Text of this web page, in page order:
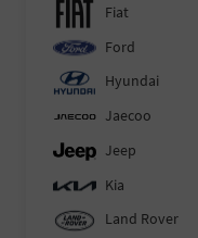
Fiat
Ford
Hyundai
Jaecoo
Jeep
Kia
Land Rover